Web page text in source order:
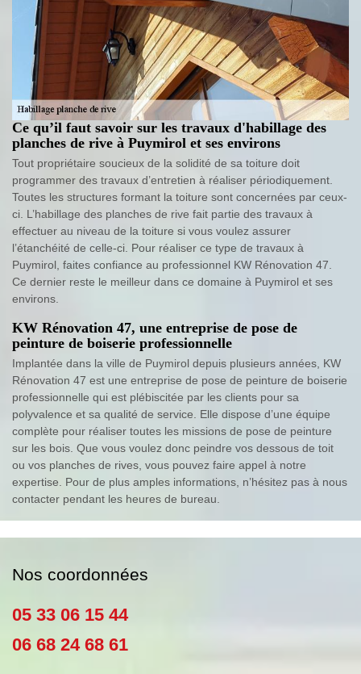
Ce qu’il faut savoir sur les travaux d'habillage des
planches de rive à Puymirol et ses environs
Tout propriétaire soucieux de la solidité de sa toiture doit
programmer des travaux d’entretien à réaliser périodiquement.
Toutes les structures formant la toiture sont concernées par ceux-
ci. L’habillage des planches de rive fait partie des travaux à
effectuer au niveau de la toiture si vous voulez assurer
l’étanchéité de celle-ci. Pour réaliser ce type de travaux à
Puymirol, faites confiance au professionnel KW Rénovation 47.
Ce dernier reste le meilleur dans ce domaine à Puymirol et ses
environs.
KW Rénovation 47, une entreprise de pose de
peinture de boiserie professionnelle
Implantée dans la ville de Puymirol depuis plusieurs années, KW
Rénovation 47 est une entreprise de pose de peinture de boiserie
professionnelle qui est plébiscitée par les clients pour sa
polyvalence et sa qualité de service. Elle dispose d’une équipe
complète pour réaliser toutes les missions de pose de peinture
sur les bois. Que vous voulez donc peindre vos dessous de toit
ou vos planches de rives, vous pouvez faire appel à notre
expertise. Pour de plus amples informations, n’hésitez pas à nous
contacter pendant les heures de bureau.
Nos coordonnées
05 33 06 15 44
06 68 24 68 61